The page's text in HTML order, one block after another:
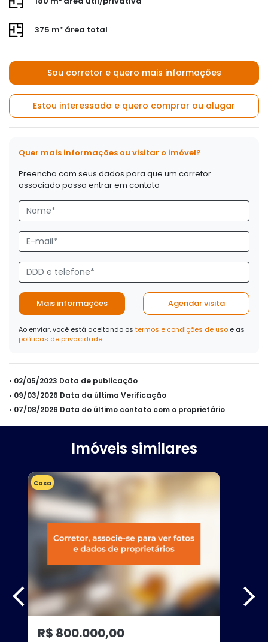
375 m² área total
Sou corretor e quero mais informações
Estou interessado e quero comprar ou alugar
Quer mais informações ou visitar o imóvel?
Preencha com seus dados para que um corretor
associado possa entrar em contato
Mais informações Agendar visita
Ao enviar, você está aceitando os termos e condições de uso e as
políticas de privacidade
• 02/05/2023 Data de publicação
• 09/03/2026 Data da última Verificação
• 07/08/2026 Data do último contato com o proprietário
Imóveis similares
Casa
R$ 800.000,00